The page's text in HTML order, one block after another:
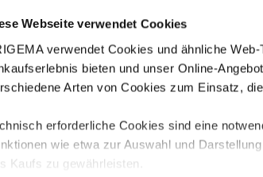
Webseite verwendet Cookies
verwendet Cookies und ähnliche
bieten und unser Online-
Arten von Cookies zum Einsatz,
erforderliche Cookies sind eine
wie etwa zur Auswahl und
Kaufs zu gewährleisten.
bought